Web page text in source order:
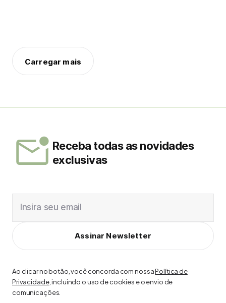
Carregar mais
Receba todas as novidades
exclusivas
Insira seu email
Assinar Newsletter
Ao clicar no botão, você concorda com nossaPolítica de
Privacidade, incluindo o uso de cookies e o envio de
comunicações.